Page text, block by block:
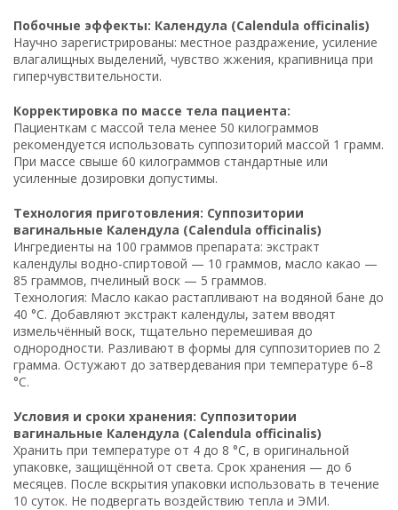
Побочные эффекты: Календула (Calendula officinalis)
Научно зарегистрированы: местное раздражение, усиление
влагалищных выделений, чувство жжения, крапивница при
гиперчувствительности.
Корректировка по массе тела пациента:
Пациенткам с массой тела менее 50 килограммов
рекомендуется использовать суппозиторий массой 1 грамм.
При массе свыше 60 килограммов стандартные или
усиленные дозировки допустимы.
Технология приготовления: Суппозитории
вагинальные Календула (Calendula officinalis)
Ингредиенты на 100 граммов препарата: экстракт
календулы водно-спиртовой — 10 граммов, масло какао —
85 граммов, пчелиный воск — 5 граммов.
Технология: Масло какао растапливают на водяной бане до
40 °C. Добавляют экстракт календулы, затем вводят
измельчённый воск, тщательно перемешивая до
однородности. Разливают в формы для суппозиториев по 2
грамма. Остужают до затвердевания при температуре 6–8
°C.
Условия и сроки хранения: Суппозитории
вагинальные Календула (Calendula officinalis)
Хранить при температуре от 4 до 8 °C, в оригинальной
упаковке, защищённой от света. Срок хранения — до 6
месяцев. После вскрытия упаковки использовать в течение
10 суток. Не подвергать воздействию тепла и ЭМИ.